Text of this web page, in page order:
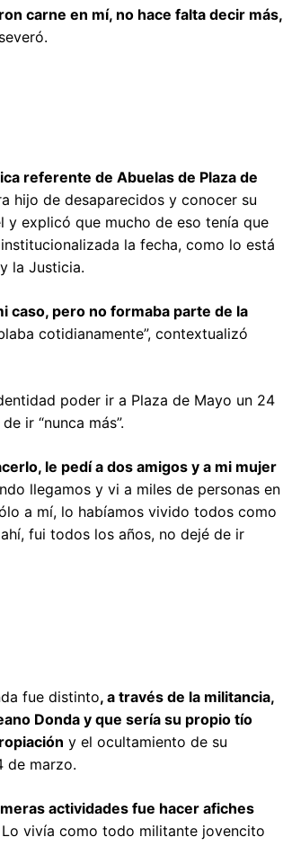
carne en mí, no hace falta decir más,
referente de Abuelas de Plaza de
hijo de desaparecidos y conocer su
y explicó que mucho de eso tenía que
la fecha, como lo está
la Justicia.
caso, pero no formaba parte de la
cotidianamente”, contextualizó
poder ir a Plaza de Mayo un 24
ir “nunca más”.
le pedí a dos amigos y a mi mujer
llegamos y vi a miles de personas en
a mí, lo habíamos vivido todos como
fui todos los años, no dejé de ir
fue distinto, a través de la militancia,
Donda y que sería su propio tío
y el ocultamiento de su
de marzo.
actividades fue hacer afiches
Lo vivía como todo militante jovencito